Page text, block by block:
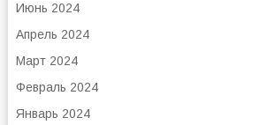
Июнь 2024
Апрель 2024
Март 2024
Февраль 2024
Январь 2024